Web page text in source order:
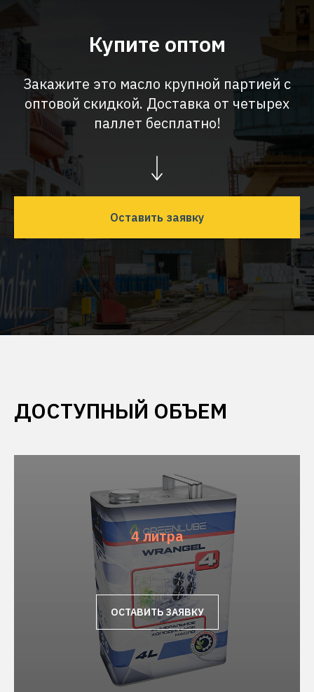
Купите оптом
Закажите это масло крупной партией с
оптовой скидкой. Доставка от четырех
паллет бесплатно!
Оставить заявку
ДОСТУПНЫЙ ОБЪЕМ
4 литра
ОСТАВИТЬ ЗАЯВКУ